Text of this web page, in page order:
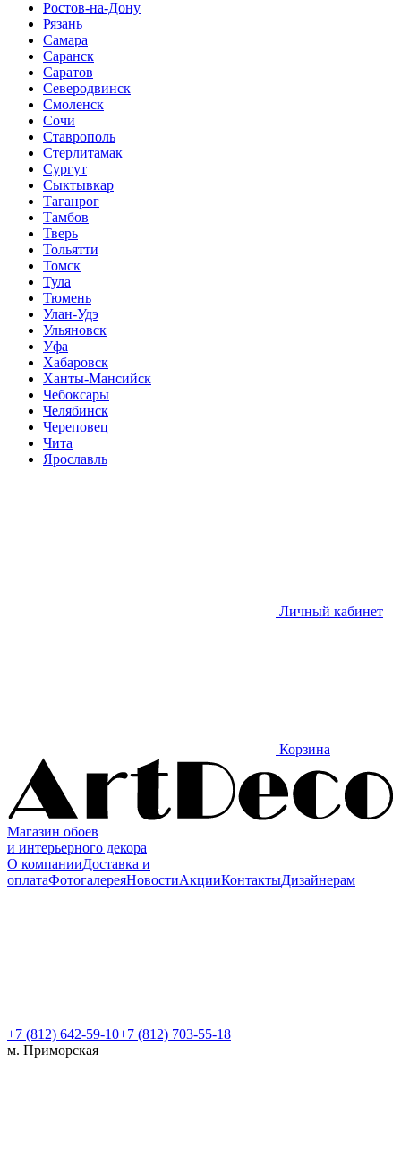
Ростов-на-Дону
Рязань
Самара
Саранск
Саратов
Северодвинск
Смоленск
Сочи
Ставрополь
Стерлитамак
Сургут
Сыктывкар
Таганрог
Тамбов
Тверь
Тольятти
Томск
Тула
Тюмень
Улан-Удэ
Ульяновск
Уфа
Хабаровск
Ханты-Мансийск
Чебоксары
Челябинск
Череповец
Чита
Ярославль
Личный кабинет
Корзина
Магазин обоев
и интерьерного декора
О компанииДоставка и
оплатаФотогалереяНовостиАкцииКонтактыДизайнерам
+7 (812) 642-59-10+7 (812) 703-55-18
м. Приморская